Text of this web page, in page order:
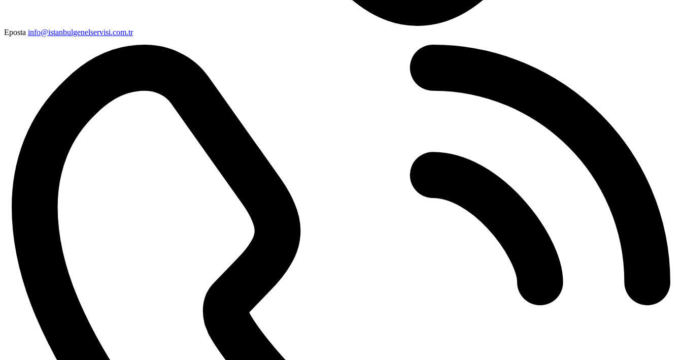
Eposta info@istanbulgenelservisi.com.tr